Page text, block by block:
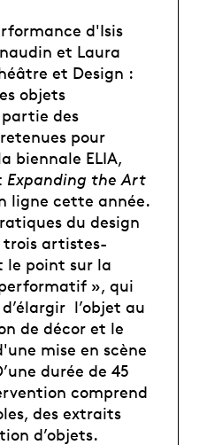
d'Isis
et Laura
et Design :
objets
des
pour
biennale ELIA,
Expanding the Art
ligne cette année.
du design
artistes-
le point sur la
», qui
l’objet au
de décor et le
mise en scène
durée de 45
comprend
des extraits
d’objets.